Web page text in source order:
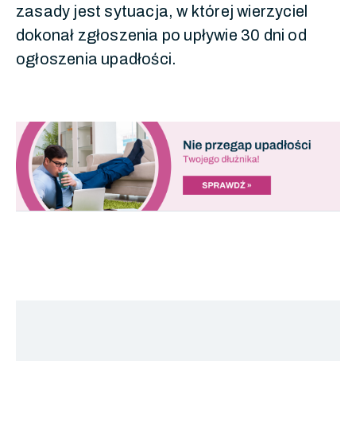
zasady jest sytuacja, w której wierzyciel
dokonał zgłoszenia po upływie 30 dni od
ogłoszenia upadłości.